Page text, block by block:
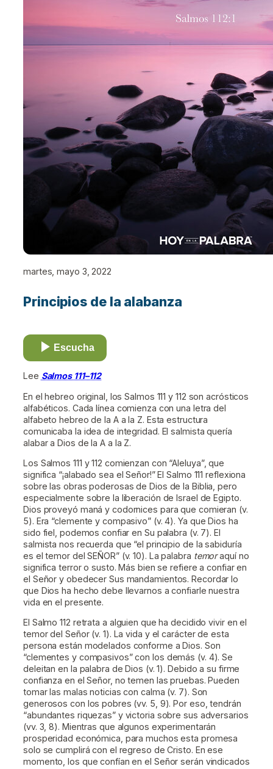
martes, mayo 3, 2022
Principios de la alabanza
Escucha
Lee Salmos 111–112
En el hebreo original, los Salmos 111 y 112 son acrósticos
alfabéticos. Cada línea comienza con una letra del
alfabeto hebreo de la A a la Z. Esta estructura
comunicaba la idea de integridad. El salmista quería
alabar a Dios de la A a la Z.
Los Salmos 111 y 112 comienzan con “Aleluya”, que
significa “¡alabado sea el Señor!” El Salmo 111 reflexiona
sobre las obras poderosas de Dios de la Biblia, pero
especialmente sobre la liberación de Israel de Egipto.
Dios proveyó maná y codornices para que comieran (v.
5). Era “clemente y compasivo” (v. 4). Ya que Dios ha
sido fiel, podemos confiar en Su palabra (v. 7). El
salmista nos recuerda que “el principio de la sabiduría
es el temor del SEÑOR” (v. 10). La palabra temoraquí no
significa terror o susto. Más bien se refiere a confiar en
el Señor y obedecer Sus mandamientos. Recordar lo
que Dios ha hecho debe llevarnos a confiarle nuestra
vida en el presente.
El Salmo 112 retrata a alguien que ha decidido vivir en el
temor del Señor (v. 1). La vida y el carácter de esta
persona están modelados conforme a Dios. Son
“clementes y compasivos” con los demás (v. 4). Se
deleitan en la palabra de Dios (v. 1). Debido a su firme
confianza en el Señor, no temen las pruebas. Pueden
tomar las malas noticias con calma (v. 7). Son
generosos con los pobres (vv. 5, 9). Por eso, tendrán
“abundantes riquezas” y victoria sobre sus adversarios
(vv. 3, 8). Mientras que algunos experimentarán
prosperidad económica, para muchos esta promesa
solo se cumplirá con el regreso de Cristo. En ese
momento, los que confían en el Señor serán vindicados